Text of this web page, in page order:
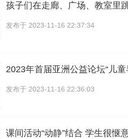
孩子们在走廊、广场、教室里
发布于 2023-11-16 22:37:34
2023年首届亚洲公益论坛“儿
发布于 2023-11-16 22:36:03
课间活动“动静”结合 学生很惬